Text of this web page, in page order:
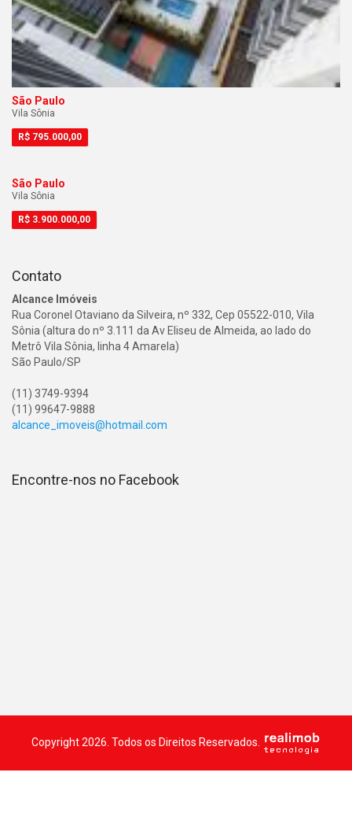
São Paulo
Vila Sônia
R$ 795.000,00
São Paulo
Vila Sônia
R$ 3.900.000,00
Contato
Alcance Imóveis
Rua Coronel Otaviano da Silveira, nº 332, Cep 05522-010, Vila
Sônia (altura do nº 3.111 da Av Eliseu de Almeida, ao lado do
Metrô Vila Sônia, linha 4 Amarela)
São Paulo/SP
(11) 3749-9394
(11) 99647-9888
alcance_imoveis@hotmail.com
Encontre-nos no Facebook
Copyright 2026. Todos os Direitos Reservados.